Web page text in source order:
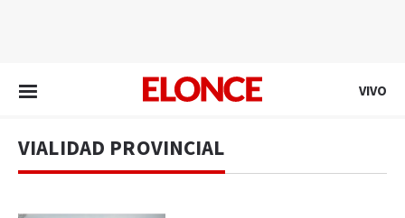
VIVO
VIALIDAD PROVINCIAL